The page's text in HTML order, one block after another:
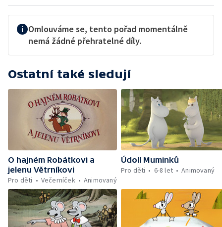
Omlouváme se, tento pořad momentálně
nemá žádné přehratelné díly.
Ostatní také sledují
O hajném Robátkovi a
jelenu Větrníkovi
Pro děti
Večerníček Animovaný
Údolí Muminků
Pro děti
6-8 let Animovaný